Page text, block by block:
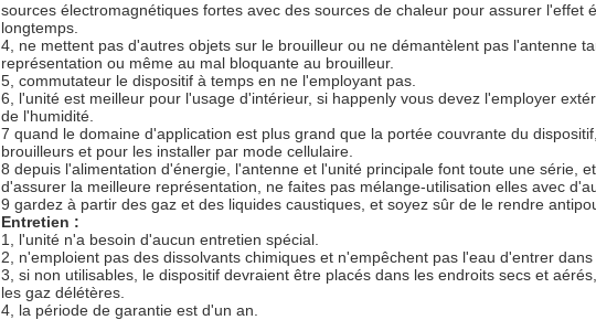
sources électromagnétiques fortes avec des sources de chaleur pour assurer l'effet
longtemps.
4, ne mettent pas d'autres objets sur le brouilleur ou ne démantèlent pas l'antenne
représentation ou même au mal bloquante au brouilleur.
5, commutateur le dispositif à temps en ne l'employant pas.
6, l'unité est meilleur pour l'usage d'intérieur, si happenly vous devez l'employer
de l'humidité.
7 quand le domaine d'application est plus grand que la portée couvrante du
brouilleurs et pour les installer par mode cellulaire.
8 depuis l'alimentation d'énergie, l'antenne et l'unité principale font toute une série,
d'assurer la meilleure représentation, ne faites pas mélange-utilisation elles avec
9 gardez à partir des gaz et des liquides caustiques, et soyez sûr de le rendre
Entretien :
1, l'unité n'a besoin d'aucun entretien spécial.
2, n'emploient pas des dissolvants chimiques et n'empêchent pas l'eau d'entrer
3, si non utilisables, le dispositif devraient être placés dans les endroits secs et
les gaz délétères.
4, la période de garantie est d'un an.